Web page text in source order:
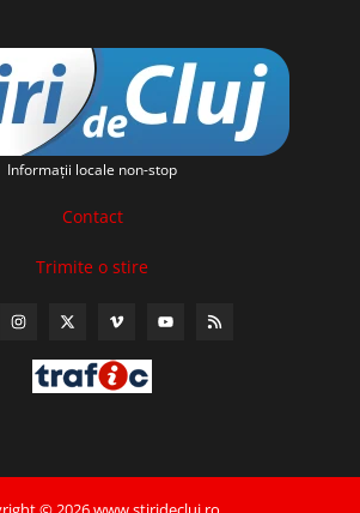
Informaţii locale non-stop
Contact
Trimite o stire